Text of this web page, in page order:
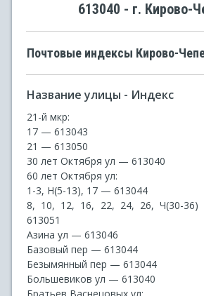
613040 - г. Кирово-
Почтовые индексы Кирово-
Название улицы - Индекс
21-й мкр:
17 — 613043
21 — 613050
30 лет Октября ул — 613040
60 лет Октября ул:
1-3, Н(5-13), 17 — 613044
8, 10, 12, 16, 22, 24, 26, Ч(30-
613051
Азина ул — 613046
Базовый пер — 613044
Безымянный пер — 613044
Большевиков ул — 613040